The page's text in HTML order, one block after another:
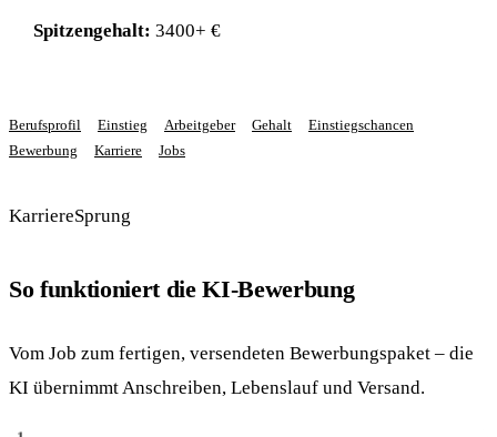
Spitzengehalt: 3400+ €
Berufsprofil Einstieg Arbeitgeber Gehalt
Einstiegschancen
Bewerbung
Karriere Jobs
KarriereSprung
So funktioniert die KI-Bewerbung
Vom Job zum fertigen, versendeten Bewerbungspaket – die
KI übernimmt Anschreiben, Lebenslauf und Versand.